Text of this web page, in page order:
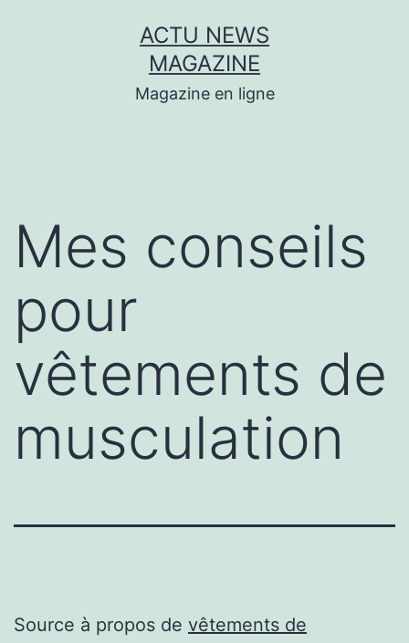
ACTU NEWS
MAGAZINE
Magazine en ligne
Mes conseils
pour
vêtements de
musculation
Source à propos de vêtements de